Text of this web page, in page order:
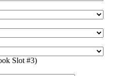
Slot #3)